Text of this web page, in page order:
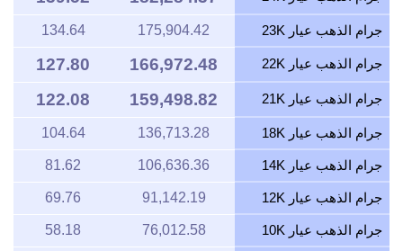
جرام الذهب عيار 23K 175,904.42
134.64
جرام الذهب عيار 22K 166,972.48
127.80
جرام الذهب عيار 21K 159,498.82
122.08
جرام الذهب عيار 18K 136,713.28
104.64
جرام الذهب عيار 14K 106,636.36
81.62
جرام الذهب عيار 12K 91,142.19
69.76
جرام الذهب عيار 10K 76,012.58
58.18